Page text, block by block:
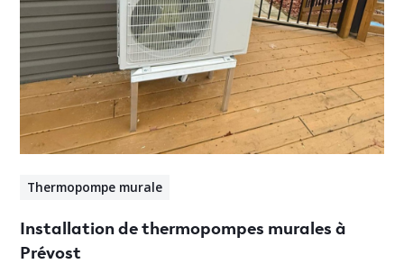
Thermopompe murale
Installation de thermopompes murales à
Prévost